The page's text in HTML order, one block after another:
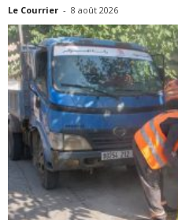
Le Courrier - 8 août 2026